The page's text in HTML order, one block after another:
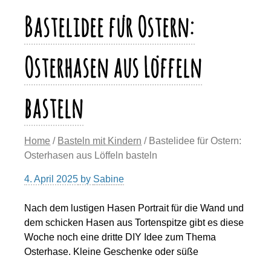
k
k
Bastelidee für Ostern:
Osterhasen aus Löffeln
basteln
Home / Basteln mit Kindern / Bastelidee für Ostern:
Osterhasen aus Löffeln basteln
4. April 2025 by Sabine
Nach dem lustigen Hasen Portrait für die Wand und
dem schicken Hasen aus Tortenspitze gibt es diese
Woche noch eine dritte DIY Idee zum Thema
Osterhase. Kleine Geschenke oder süße